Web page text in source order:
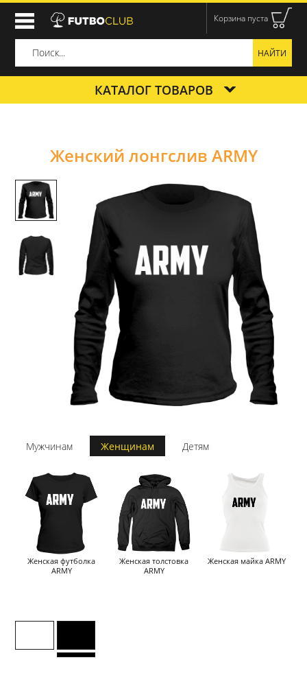
Корзина пуста
КАТАЛОГ ТОВАРОВ
Женский лонгслив ARMY
Мужчинам Женщинам Детям
Женская футболка
ARMY
Женская толстовка
ARMY
Женская майка ARMY